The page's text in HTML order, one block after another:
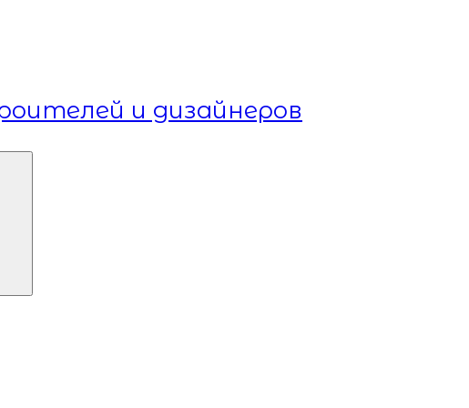
и дизайнеров